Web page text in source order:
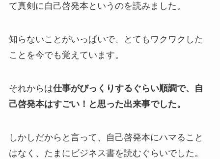
て真剣に自己啓発本というのを読みました。
知らないことがいっぱいで、とてもワクワクした
ことを今でも覚えています。
それからは仕事がびっくりするぐらい順調で、自
己啓発本はすごい！と思った出来事でした。
しかしだからと言って、自己啓発本にハマること
はなく、たまにビジネス書を読むぐらいでした。